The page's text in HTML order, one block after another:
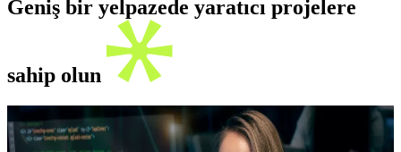
Geniş bir yelpazede yaratıcı projelere
sahip olun